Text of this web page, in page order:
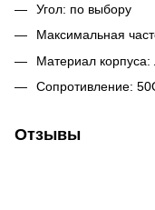
Угол: по выбору
Максимальная
Материал корпуса:
Сопротивление:
Отзывы